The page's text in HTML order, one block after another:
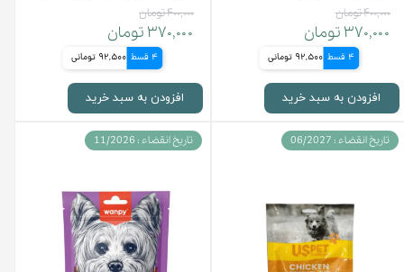
۴۰۰,۰۰۰ تومان
۳۷۰,۰۰۰ تومان
4 قسط 92,500 تومانی
افزودن به سبد خرید
۴۰۰,۰۰۰ تومان
۳۷۰,۰۰۰ تومان
4 قسط 92,500 تومانی
افزودن به سبد خرید
تاریخ انقضاء : 06/2027 تاریخ انقضاء : 11/2026